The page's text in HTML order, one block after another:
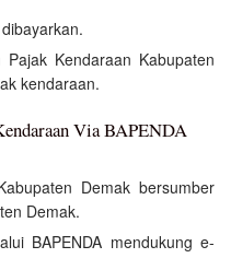
Kendaraan Kabupaten
kendaraan.
Via BAPENDA
Demak bersumber
Demak.
BAPENDA mendukung e-